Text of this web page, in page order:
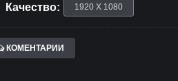
Качество: 1920 X 1080
КОМЕНТАРИИ